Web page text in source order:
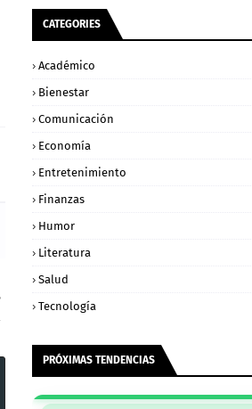
CATEGORIES
Académico
Bienestar
Comunicación
Economía
Entretenimiento
Finanzas
Humor
Literatura
Salud
Tecnología
PRÓXIMAS TENDENCIAS